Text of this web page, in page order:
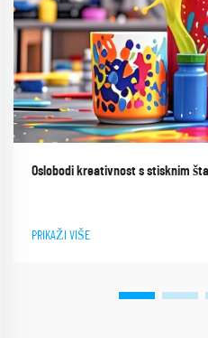
Oslobodi kreativnost s stisknim
PRIKAŽI VIŠE